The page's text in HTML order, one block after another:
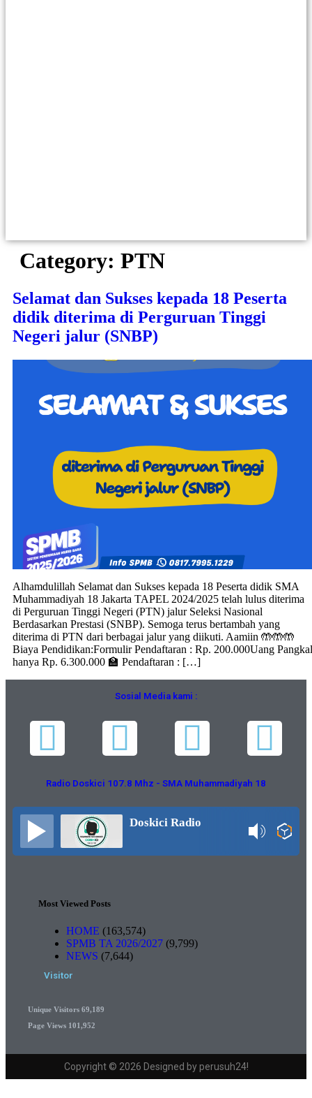
Category: PTN
Selamat dan Sukses kepada 18 Peserta
didik diterima di Perguruan Tinggi
Negeri jalur (SNBP)
Alhamdulillah Selamat dan Sukses kepada 18 Peserta didik SMA
Muhammadiyah 18 Jakarta TAPEL 2024/2025 telah lulus diterima
di Perguruan Tinggi Negeri (PTN) jalur Seleksi Nasional
Berdasarkan Prestasi (SNBP). Semoga terus bertambah yang
diterima di PTN dari berbagai jalur yang diikuti. Aamiin 🤲🤲🤲
Biaya Pendidikan:Formulir Pendaftaran : Rp. 200.000Uang Pangkal
hanya Rp. 6.300.000 🏫 Pendaftaran : […]
Sosial Media kami :
Radio Doskici 107.8 Mhz - SMA Muhammadiyah 18
Doskici Radio
Most Viewed Posts
HOME (163,574)
SPMB TA 2026/2027 (9,799)
NEWS (7,644)
Visitor
Unique Visitors 69,189
Page Views 101,952
Copyright © 2026 Designed by perusuh24!